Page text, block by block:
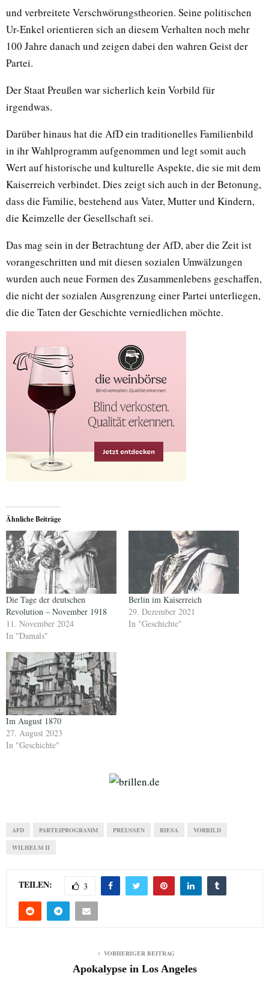
und verbreitete Verschwörungstheorien. Seine politischen
Ur-Enkel orientieren sich an diesem Verhalten noch mehr
100 Jahre danach und zeigen dabei den wahren Geist der
Partei.
Der Staat Preußen war sicherlich kein Vorbild für
irgendwas.
Darüber hinaus hat die AfD ein traditionelles Familienbild
in ihr Wahlprogramm aufgenommen und legt somit auch
Wert auf historische und kulturelle Aspekte, die sie mit dem
Kaiserreich verbindet. Dies zeigt sich auch in der Betonung,
dass die Familie, bestehend aus Vater, Mutter und Kindern,
die Keimzelle der Gesellschaft sei.
Das mag sein in der Betrachtung der AfD, aber die Zeit ist
vorangeschritten und mit diesen sozialen Umwälzungen
wurden auch neue Formen des Zusammenlebens geschaffen,
die nicht der sozialen Ausgrenzung einer Partei unterliegen,
die die Taten der Geschichte verniedlichen möchte.
Ähnliche Beiträge
Die Tage der deutschen
Revolution – November 1918
11. November 2024
In "Damals"
Berlin im Kaiserreich
29. Dezember 2021
In "Geschichte"
Im August 1870
27. August 2023
In "Geschichte"
AFD PARTEIPROGRAMM PREUSSEN RIESA VORBILD
WILHELM II
TEILEN: 3
VORHERIGER BEITRAG
Apokalypse in Los Angeles